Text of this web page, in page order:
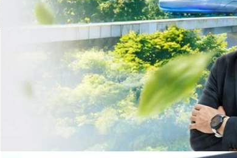
Articles
Game News
Reviews
Environment
Health
People
Trends
Wellness